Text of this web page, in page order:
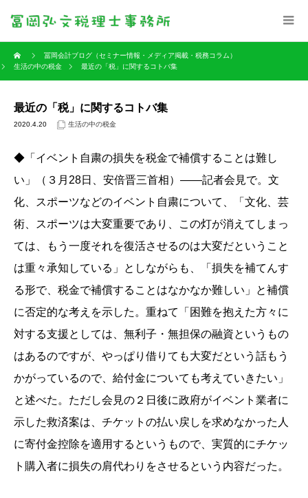
冨岡会計ブログ（セミナー情報・メディア掲載・税務コラム）
生活の中の税金
最近の「税」に関するコトバ集
最近の「税」に関するコトバ集
2020.4.20 生活の中の税金
◆「イベント自粛の損失を税金で補償することは難し
い」（３月28日、安倍晋三首相）――記者会見で。文
化、スポーツなどのイベント自粛について、「文化、芸
術、スポーツは大変重要であり、この灯が消えてしまっ
ては、もう一度それを復活させるのは大変だということ
は重々承知している」としながらも、「損失を補てんす
る形で、税金で補償することはなかなか難しい」と補償
に否定的な考えを示した。重ねて「困難を抱えた方々に
対する支援としては、無利子・無担保の融資というもの
はあるのですが、やっぱり借りても大変だという話もう
かがっているので、給付金についても考えていきたい」
と述べた。ただし会見の２日後に政府がイベント業者に
示した救済案は、チケットの払い戻しを求めなかった人
に寄付金控除を適用するというもので、実質的にチケッ
ト購入者に損失の肩代わりをさせるという内容だった。